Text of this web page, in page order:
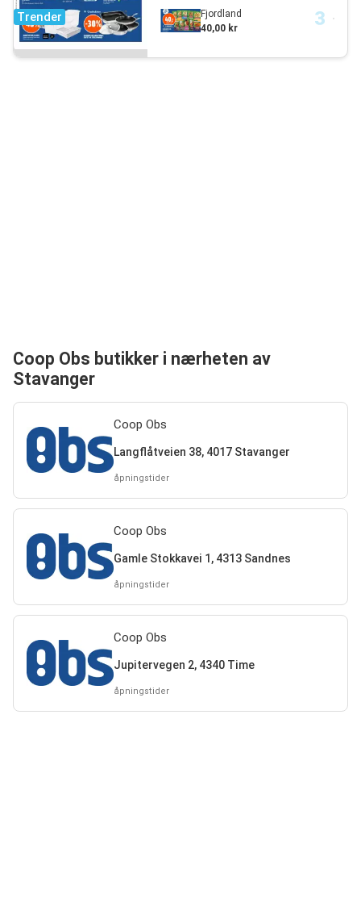
Trender
Fjordland
40,00 kr
Coop Obs butikker i nærheten av
Stavanger
Coop Obs
Langflåtveien 38, 4017 Stavanger
åpningstider
Coop Obs
Gamle Stokkavei 1, 4313 Sandnes
åpningstider
Coop Obs
Jupitervegen 2, 4340 Time
åpningstider